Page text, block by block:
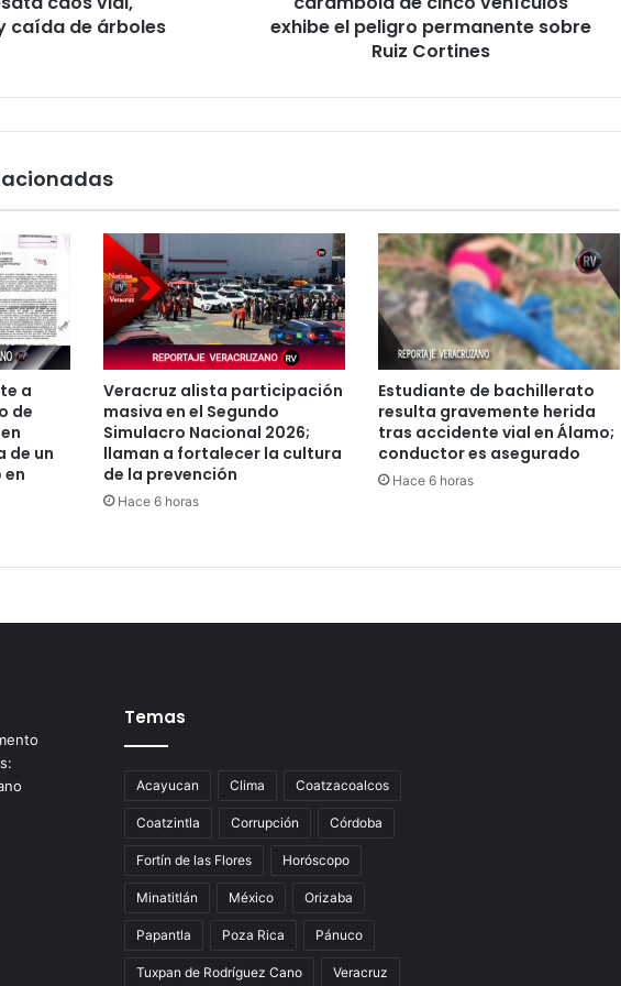
caída de árboles
Cortines
exhibe el peligro permanente sobre
Ruiz Cortines
a
de
de un
en
Veracruz alista participación
masiva en el Segundo
Simulacro Nacional 2026;
llaman a fortalecer la cultura
de la prevención
Hace 6 horas
Estudiante de bachillerato
resulta gravemente herida
tras accidente vial en Álamo;
conductor es asegurado
Hace 6 horas
Temas
Acayucan Clima Coatzacoalcos
Coatzintla Corrupción Córdoba
Fortín de las Flores Horóscopo
Minatitlán México Orizaba
Papantla Poza Rica Pánuco
Tuxpan de Rodríguez Cano Veracruz